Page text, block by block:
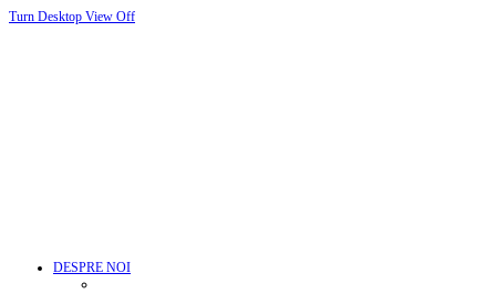
Turn Desktop View Off
DESPRE NOI